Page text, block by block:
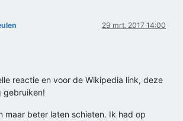
29 mrt. 2017 14:00
reactie en voor de Wikipedia link, deze
gebruiken!
maar beter laten schieten. Ik had op